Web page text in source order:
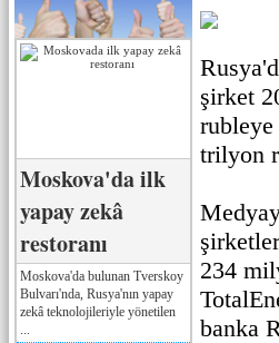
Moskova'da ilk
yapay zekâ
restoranı
Moskova'da bulunan Tverskoy
Bulvarı'nda, Rusya'nın yapay
zekâ teknolojileriyle yönetilen
şirket
rubleye
trilyon
234
banka